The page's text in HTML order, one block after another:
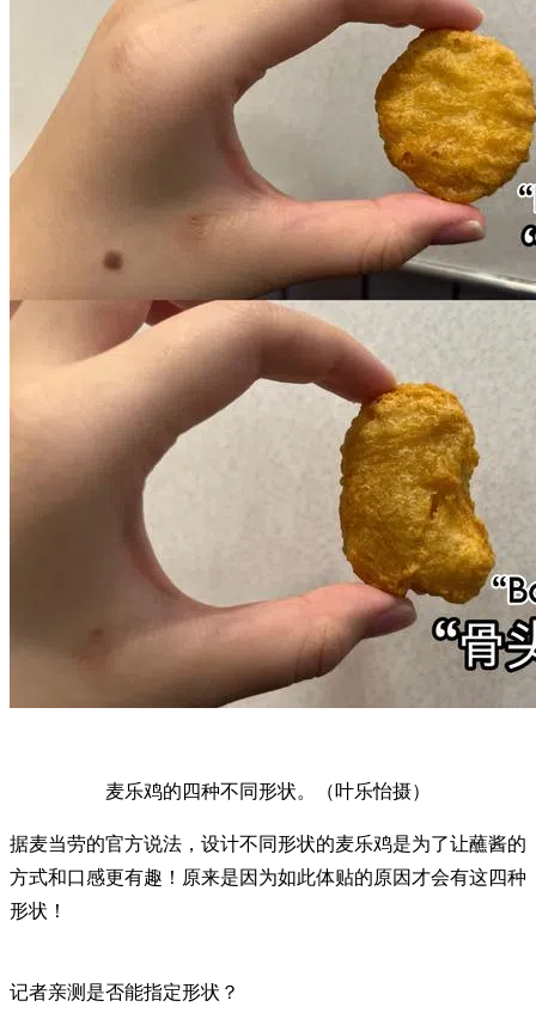
麦乐鸡的四种不同形状。（叶乐怡摄）
据麦当劳的官方说法，设计不同形状的麦乐鸡是为了让蘸酱的
方式和口感更有趣！原来是因为如此体贴的原因才会有这四种
形状！
记者亲测是否能指定形状？